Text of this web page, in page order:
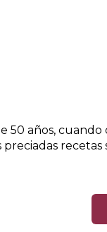
50 años,
preciadas